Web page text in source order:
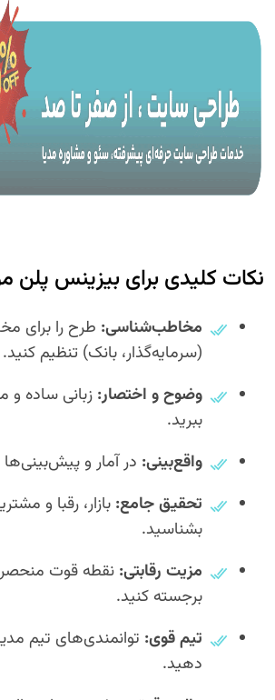
نکات کلیدی برای بیزینس پلن
مخاطب‌شناسی: طرح را برای
(سرمایه‌گذار، بانک) تنظیم کنید.
وضوح و اختصار: زبانی ساده و
ببرید.
واقع‌بینی: در آمار و
تحقیق جامع: بازار، رقبا و
بشناسید.
مزیت رقابتی: نقطه قوت منحصر
برجسته کنید.
تیم قوی: توانمندی‌های تیم
دهید.